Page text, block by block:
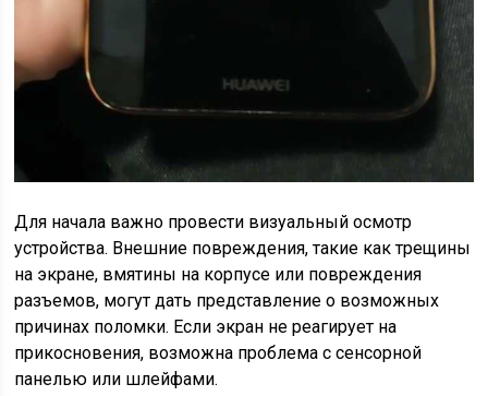
Для начала важно провести визуальный осмотр
устройства. Внешние повреждения, такие как трещины
на экране, вмятины на корпусе или повреждения
разъемов, могут дать представление о возможных
причинах поломки. Если экран не реагирует на
прикосновения, возможна проблема с сенсорной
панелью или шлейфами.